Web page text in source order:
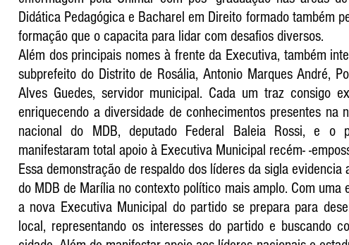
Didática Pedagógica e Bacharel em Direito formado também
formação que o capacita para lidar com desafios diversos.
Além dos principais nomes à frente da Executiva, também
subprefeito do Distrito de Rosália, Antonio Marques André,
Alves Guedes, servidor municipal. Cada um traz consigo
enriquecendo a diversidade de conhecimentos presentes na
nacional do MDB, deputado Federal Baleia Rossi, e o
manifestaram total apoio à Executiva Municipal recém- -
Essa demonstração de respaldo dos líderes da sigla
do MDB de Marília no contexto político mais amplo. Com uma
a nova Executiva Municipal do partido se prepara para
local, representando os interesses do partido e buscando